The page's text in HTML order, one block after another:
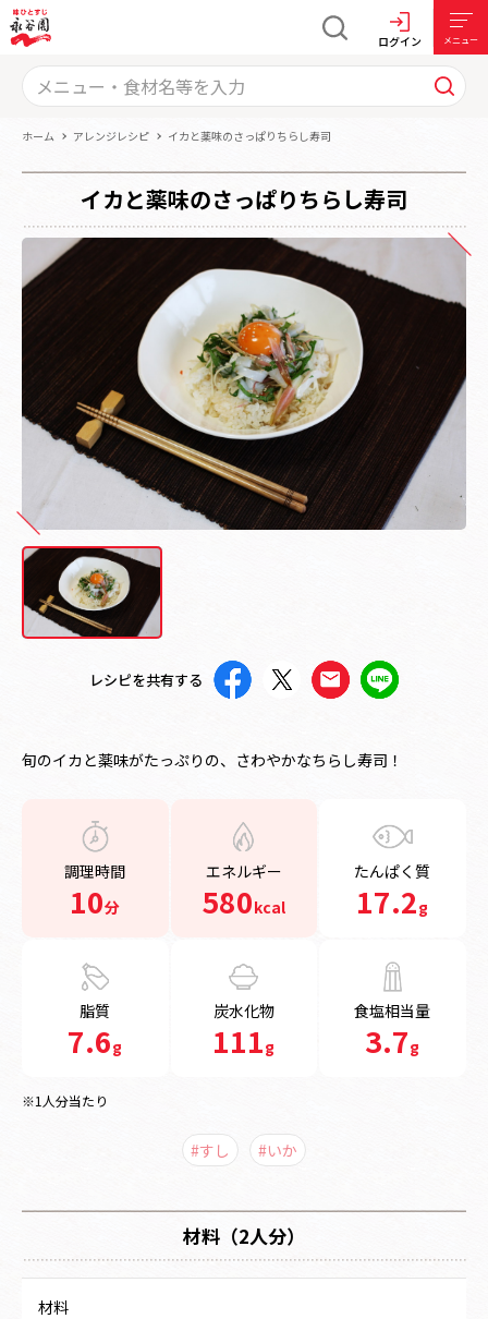
ログイン メニュー
ホーム アレンジレシピ イカと薬味のさっぱりちらし寿司
イカと薬味のさっぱりちらし寿司
レシピを共有する
旬のイカと薬味がたっぷりの、さわやかなちらし寿司！
調理時間
10分
エネルギー
580kcal
たんぱく質
17.2g
脂質
7.6g
炭水化物
111g
食塩相当量
3.7g
※1人分当たり
#すし #いか
材料（2人分）
材料